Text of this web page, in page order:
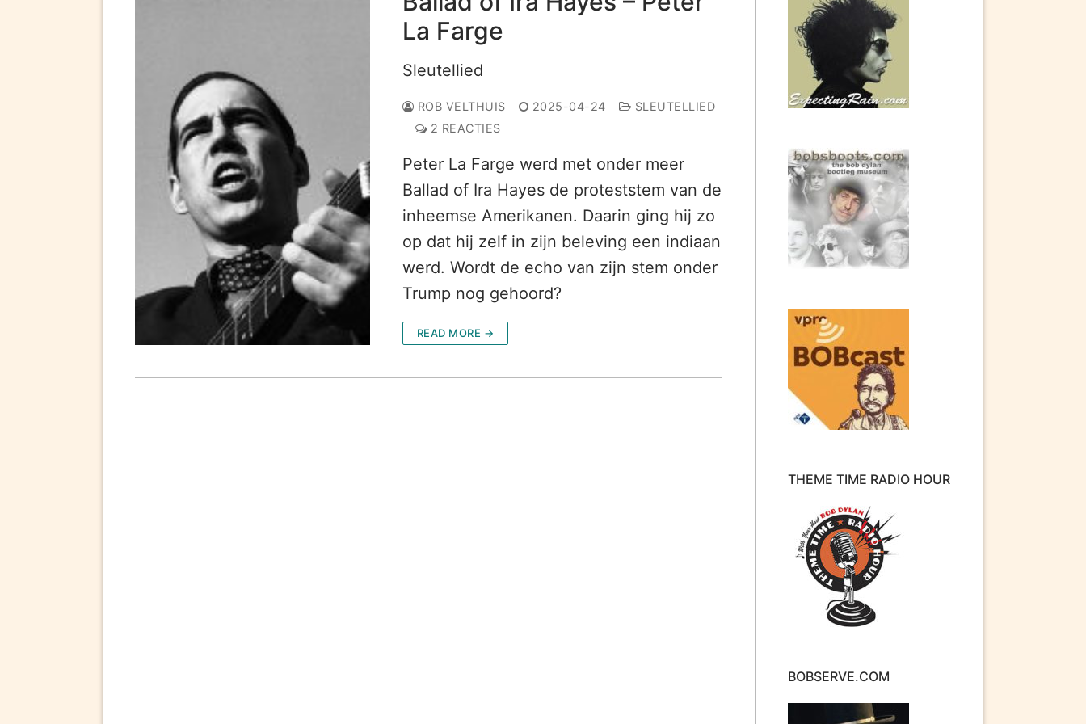
La Farge
Sleutellied
ROB VELTHUIS 2025-04-24
SLEUTELLIED
2 REACTIES
Peter La Farge werd met onder meer
Ballad of Ira Hayes de proteststem van de
inheemse Amerikanen. Daarin ging hij zo
op dat hij zelf in zijn beleving een indiaan
werd. Wordt de echo van zijn stem onder
Trump nog gehoord?
READ MORE →
THEME TIME RADIO HOUR
BOBSERVE.COM